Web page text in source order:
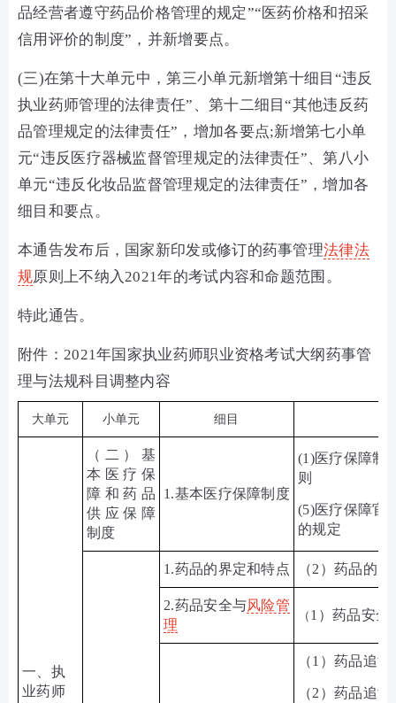
品经营者遵守药品价格管理的规定”“医药价格和招采
信用评价的制度”，并新增要点。
(三)在第十大单元中，第三小单元新增第十细目“违反
执业药师管理的法律责任”、第十二细目“其他违反药
品管理规定的法律责任”，增加各要点;新增第七小单
元“违反医疗器械监督管理规定的法律责任”、第八小
单元“违反化妆品监督管理规定的法律责任”，增加各
细目和要点。
本通告发布后，国家新印发或修订的药事管理法律法
规原则上不纳入2021年的考试内容和命题范围。
特此通告。
附件：2021年国家执业药师职业资格考试大纲药事管
理与法规科目调整内容
大单元 小单元 细目
一、执
业药师
（二）基
本医疗保
障和药品
供应保障
制度
1.基本医疗保障制度
(1)医疗保障制
则
(5)医疗保障官
的规定
1.药品的界定和特点 （2 ）药品的
2.药品安全与风险管
理
（ 1 ）药品安全
（1 ）药品追
（2）药品追